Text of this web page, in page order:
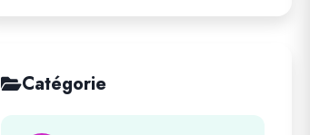
Catégorie